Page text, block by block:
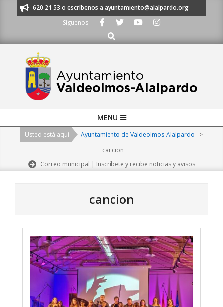
al 91 620 21 53 o escríbenos a ayuntamiento@alalpardo.org
Síguenos
Buscar
Navigation
MENU
Usted está aquí Ayuntamiento de Valdeolmos-Alalpardo
>
cancion
Correo municipal | Inscríbete y recibe noticias y avisos
cancion